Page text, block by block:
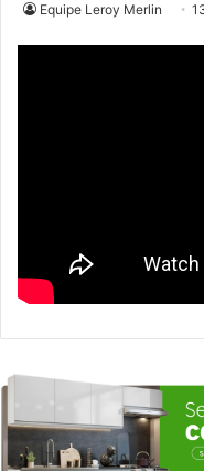
Equipe Leroy Merlin